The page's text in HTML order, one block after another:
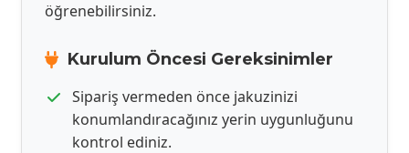
öğrenebilirsiniz.
Kurulum Öncesi Gereksinimler
Sipariş vermeden önce jakuzinizi
konumlandıracağınız yerin uygunluğunu
kontrol ediniz.